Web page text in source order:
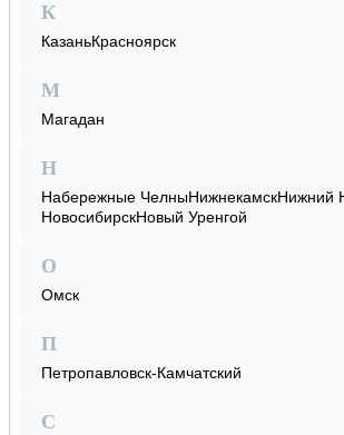
К
КазаньКрасноярск
М
Магадан
Н
Набережные ЧелныНижнекамскНижний
НовосибирскНовый Уренгой
О
Омск
П
Петропавловск-Камчатский
С